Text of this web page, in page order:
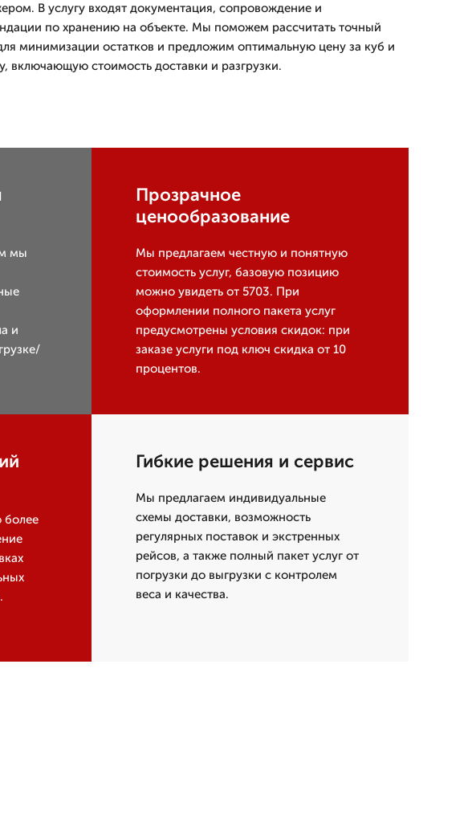
В услугу входят документация, сопровождение и
по хранению на объекте. Мы поможем рассчитать точный
минимизации остатков и предложим оптимальную цену за куб и
включающую стоимость доставки и разгрузки.
мы
и
Прозрачное
ценообразование
Мы предлагаем честную и понятную
стоимость услуг, базовую позицию
можно увидеть от 5703. При
оформлении полного пакета услуг
предусмотрены условия скидок: при
заказе услуги под ключ скидка от 10
процентов.
более
Гибкие решения и сервис
Мы предлагаем индивидуальные
схемы доставки, возможность
регулярных поставок и экстренных
рейсов, а также полный пакет услуг от
погрузки до выгрузки с контролем
веса и качества.